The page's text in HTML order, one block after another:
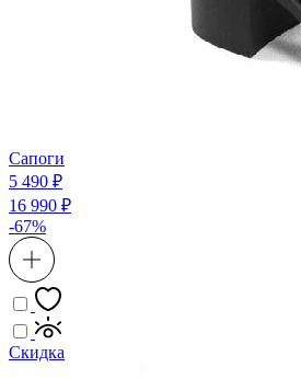
Сапоги
5 490 ₽
16 990 ₽
-67%
Скидка